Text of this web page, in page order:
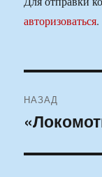
авторизоваться.
по
НАЗАД
Предыдущая